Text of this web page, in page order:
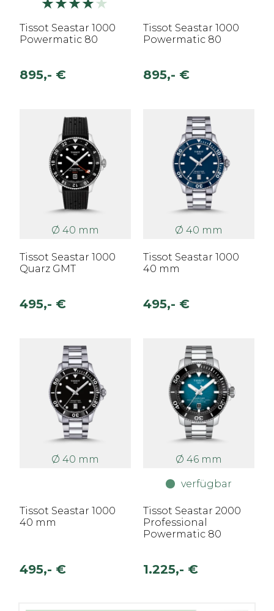
Tissot Seastar 1000
Powermatic 80
895,- €
Tissot Seastar 1000
Powermatic 80
895,- €
Ø 40 mm
Tissot Seastar 1000
Quarz GMT
495,- €
Ø 40 mm
Tissot Seastar 1000
40 mm
495,- €
Ø 40 mm
Tissot Seastar 1000
40 mm
495,- €
Ø 46 mm
verfügbar
Tissot Seastar 2000
Professional
Powermatic 80
1.225,- €